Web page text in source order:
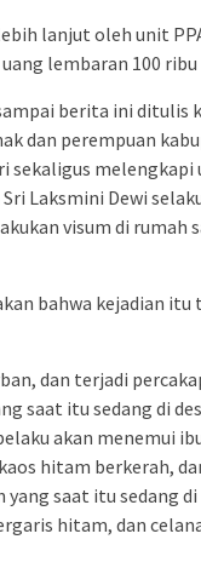
lanjut oleh unit
lembaran 100 ribu
berita ini ditulis
dan perempuan
sekaligus melengkapi
Laksmini Dewi
visum di rumah
bahwa kejadian itu
dan terjadi
saat itu sedang di
akan menemui
hitam berkerah,
saat itu sedang
hitam, dan